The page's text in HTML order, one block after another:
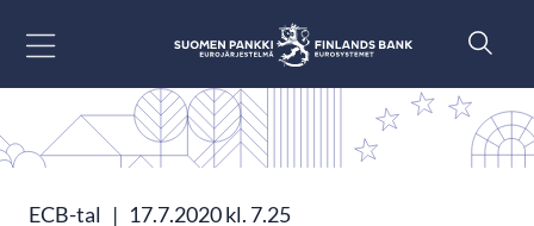
ECB-tal | 17.7.2020 kl. 7.25